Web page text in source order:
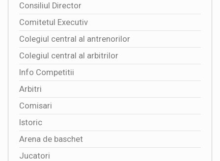
Consiliul Director
Comitetul Executiv
Colegiul central al antrenorilor
Colegiul central al arbitrilor
Info Competitii
Arbitri
Comisari
Istoric
Arena de baschet
Jucatori